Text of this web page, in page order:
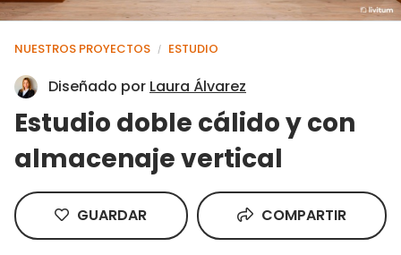
NUESTROS PROYECTOS / ESTUDIO
Diseñado por Laura Álvarez
Estudio doble cálido y con
almacenaje vertical
GUARDAR COMPARTIR